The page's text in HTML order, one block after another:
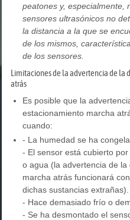
peatones y, especialmente,
sensores ultrasónicos no
la distancia a la que se
de los mismos,
de los sensores.
Limitaciones de la advertencia de la
atrás
Es posible que la
estacionamiento marcha
cuando:
- La humedad se ha
- El sensor está cubierto
o agua (la advertencia de
marcha atrás funcionará
dichas sustancias extrañas).
- Hace demasiado frío o
- Se ha desmontado el